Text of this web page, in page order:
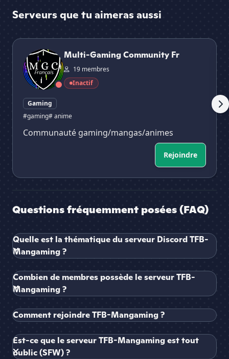
Serveurs que tu aimeras aussi
Multi-Gaming Community Fr
Multi-Gaming Community Fr
19 membres
Inactif
Gaming
#gaming# anime
Communauté gaming/mangas/animes
Rejoindre
Questions fréquemment posées (FAQ)
Quelle est la thématique du serveur Discord TFB-
Mangaming ?
Combien de membres possède le serveur TFB-
Mangaming ?
Comment rejoindre TFB-Mangaming ?
Est-ce que le serveur TFB-Mangaming est tout
public (SFW) ?